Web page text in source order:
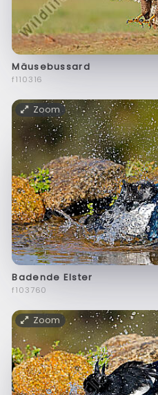
Mäusebussard
f110316
Zoom
Badende Elster
f103760
Zoom